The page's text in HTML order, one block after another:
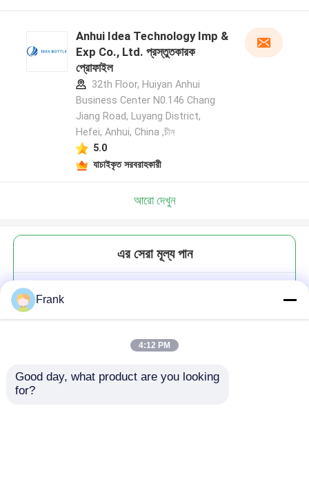
Anhui Idea Technology Imp &
Exp Co., Ltd. প্রস্তুতকারক
প্রোফাইল
32th Floor, Huiyan Anhui
Business Center N0.146 Chang
Jiang Road, Luyang District,
Hefei, Anhui, China ,চীন
5.0
যাচাইকৃত সরবরাহকারী
আরো দেখুন
এর সেরা মূল্য পান
Frank
4:12 PM
Good day, what product are you looking
for?